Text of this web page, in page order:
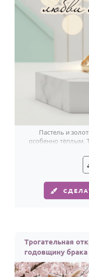
Пастель и
особенно тёплым.
Трогательная
годовщину брака